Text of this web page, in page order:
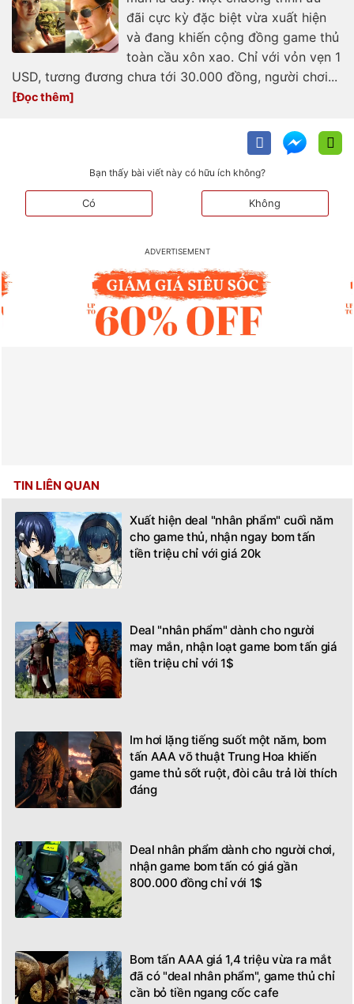
đãi cực kỳ đặc biệt vừa xuất hiện
và đang khiến cộng đồng game thủ
toàn cầu xôn xao. Chỉ với vỏn vẹn 1
USD, tương đương chưa tới 30.000 đồng, người chơi...
Bạn thấy bài viết này có hữu ích không?
Có Không
TIN LIÊN QUAN
Xuất hiện deal "nhân phẩm" cuối năm
cho game thủ, nhận ngay bom tấn
tiền triệu chỉ với giá 20k
Deal "nhân phẩm" dành cho người
may mắn, nhận loạt game bom tấn giá
tiền triệu chỉ với 1$
Im hơi lặng tiếng suốt một năm, bom
tấn AAA võ thuật Trung Hoa khiến
game thủ sốt ruột, đòi câu trả lời thích
đáng
Deal nhân phẩm dành cho người chơi,
nhận game bom tấn có giá gần
800.000 đồng chỉ với 1$
Bom tấn AAA giá 1,4 triệu vừa ra mắt
đã có "deal nhân phẩm", game thủ chỉ
cần bỏ tiền ngang cốc cafe